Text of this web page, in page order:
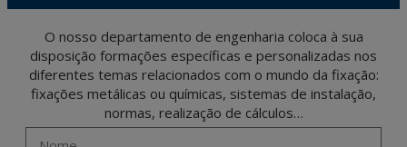
and opposition under the provisions of the General Data Protection Regulation
Portalada II | c/ Segador 13, 26006 | Logroño (La Rioja).
O nosso departamento de engenharia coloca à sua
disposição formações específicas e personalizadas nos
diferentes temas relacionados com o mundo da fixação:
fixações metálicas ou químicas, sistemas de instalação,
normas, realização de cálculos…